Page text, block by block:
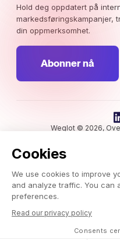
Cookies
We use cookies to improve
and analyze traffic. You can
preferences.
Read our privacy policy
Consents
Hold deg oppdatert på
markedsføringskampanjer,
din oppmerksomhet.
Abonner nå
Weglot © 2026,